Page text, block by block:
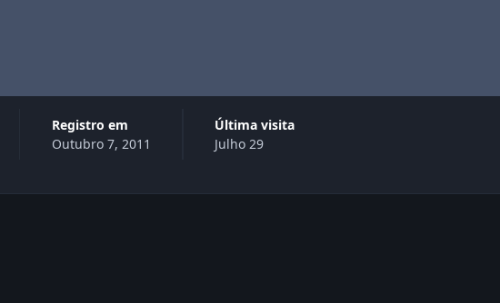
Registro em
Outubro 7, 2011
Última visita
Julho 29